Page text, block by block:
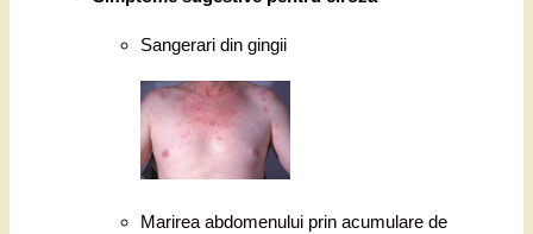
Sangerari din gingii
Marirea abdomenului prin acumulare de